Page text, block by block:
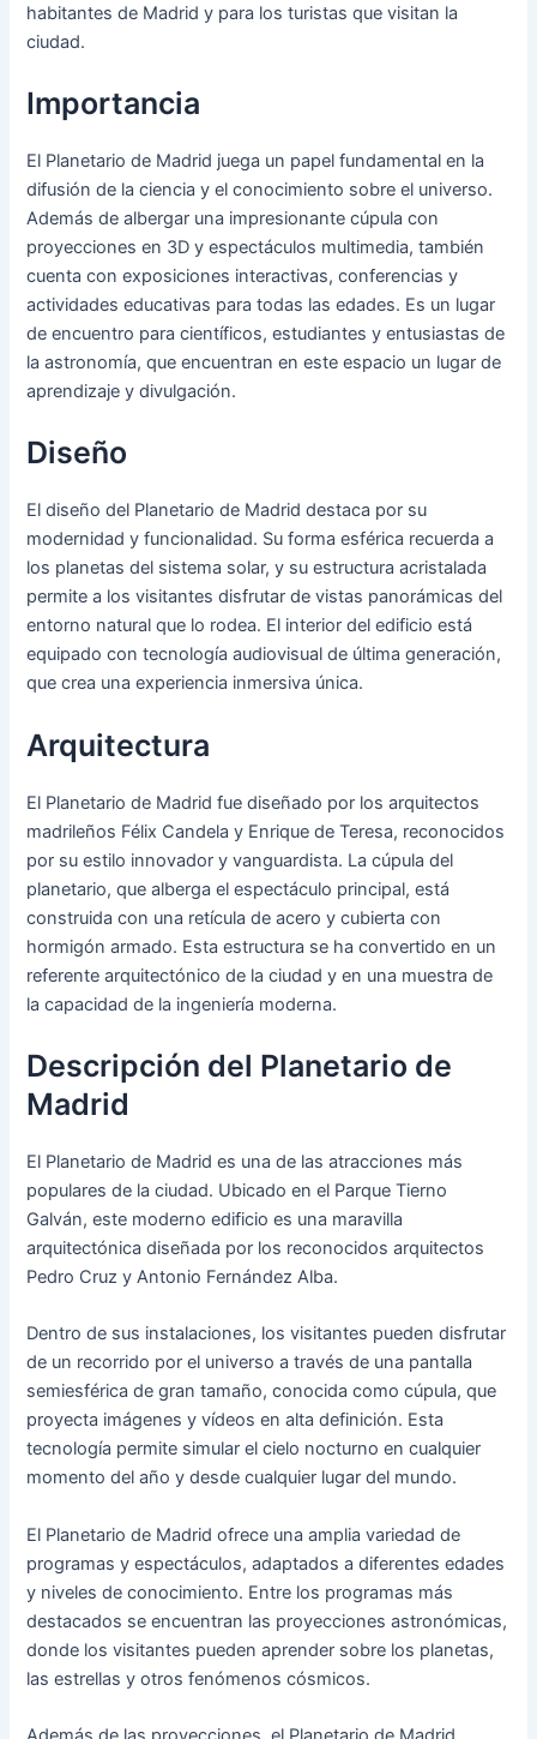
habitantes de Madrid y para los turistas que visitan la
ciudad.
Importancia
El Planetario de Madrid juega un papel fundamental en la
difusión de la ciencia y el conocimiento sobre el universo.
Además de albergar una impresionante cúpula con
proyecciones en 3D y espectáculos multimedia, también
cuenta con exposiciones interactivas, conferencias y
actividades educativas para todas las edades. Es un lugar
de encuentro para científicos, estudiantes y entusiastas de
la astronomía, que encuentran en este espacio un lugar de
aprendizaje y divulgación.
Diseño
El diseño del Planetario de Madrid destaca por su
modernidad y funcionalidad. Su forma esférica recuerda a
los planetas del sistema solar, y su estructura acristalada
permite a los visitantes disfrutar de vistas panorámicas del
entorno natural que lo rodea. El interior del edificio está
equipado con tecnología audiovisual de última generación,
que crea una experiencia inmersiva única.
Arquitectura
El Planetario de Madrid fue diseñado por los arquitectos
madrileños Félix Candela y Enrique de Teresa, reconocidos
por su estilo innovador y vanguardista. La cúpula del
planetario, que alberga el espectáculo principal, está
construida con una retícula de acero y cubierta con
hormigón armado. Esta estructura se ha convertido en un
referente arquitectónico de la ciudad y en una muestra de
la capacidad de la ingeniería moderna.
Descripción del Planetario de
Madrid
El Planetario de Madrid es una de las atracciones más
populares de la ciudad. Ubicado en el Parque Tierno
Galván, este moderno edificio es una maravilla
arquitectónica diseñada por los reconocidos arquitectos
Pedro Cruz y Antonio Fernández Alba.
Dentro de sus instalaciones, los visitantes pueden disfrutar
de un recorrido por el universo a través de una pantalla
semiesférica de gran tamaño, conocida como cúpula, que
proyecta imágenes y vídeos en alta definición. Esta
tecnología permite simular el cielo nocturno en cualquier
momento del año y desde cualquier lugar del mundo.
El Planetario de Madrid ofrece una amplia variedad de
programas y espectáculos, adaptados a diferentes edades
y niveles de conocimiento. Entre los programas más
destacados se encuentran las proyecciones astronómicas,
donde los visitantes pueden aprender sobre los planetas,
las estrellas y otros fenómenos cósmicos.